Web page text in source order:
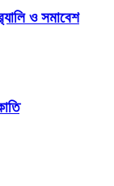
ও সমাবেশ